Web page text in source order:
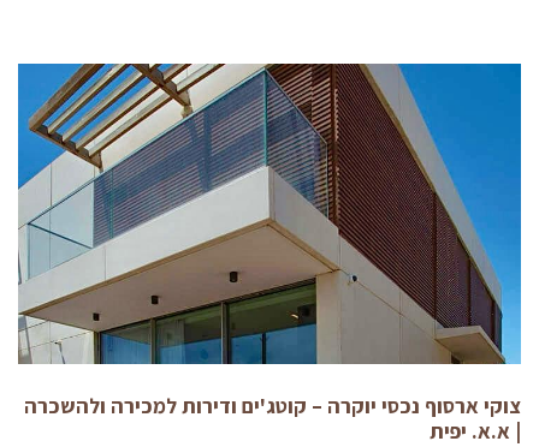
צוקי ארסוף נכסי יוקרה – קוטג'ים ודירות למכירה ולהשכרה
| א.א. יפית